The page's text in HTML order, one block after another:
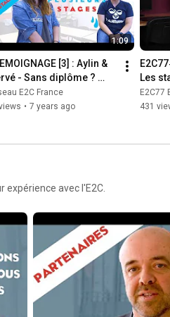
1:09
[3] : Aylin &
- Sans diplôme ?
nous parlent de leur
à l'E2C ? 🏆
E2C France
• 7 years ago
Les
E2C77
431
expérience avec l'E2C.